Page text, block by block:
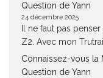
Question de Yann
24 décembre 2025
Il ne faut pas
Z2. Avec mon
Connaissez-vous la
Question de Yann